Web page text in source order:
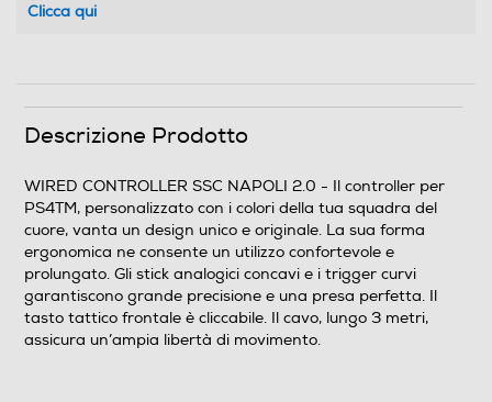
Clicca qui
Descrizione Prodotto
WIRED CONTROLLER SSC NAPOLI 2.0 - Il controller per
PS4TM, personalizzato con i colori della tua squadra del
cuore, vanta un design unico e originale. La sua forma
ergonomica ne consente un utilizzo confortevole e
prolungato. Gli stick analogici concavi e i trigger curvi
garantiscono grande precisione e una presa perfetta. Il
tasto tattico frontale è cliccabile. Il cavo, lungo 3 metri,
assicura un’ampia libertà di movimento.